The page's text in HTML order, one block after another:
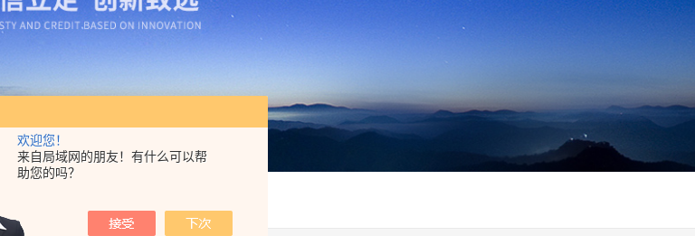
欢迎您！
来自局域网的朋友！有什么可以帮
助您的吗？